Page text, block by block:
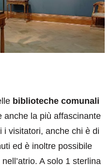
biblioteche comunali
anche la più affascinante
i visitatori, anche chi è di
ed è inoltre possibile
A solo 1 sterlina